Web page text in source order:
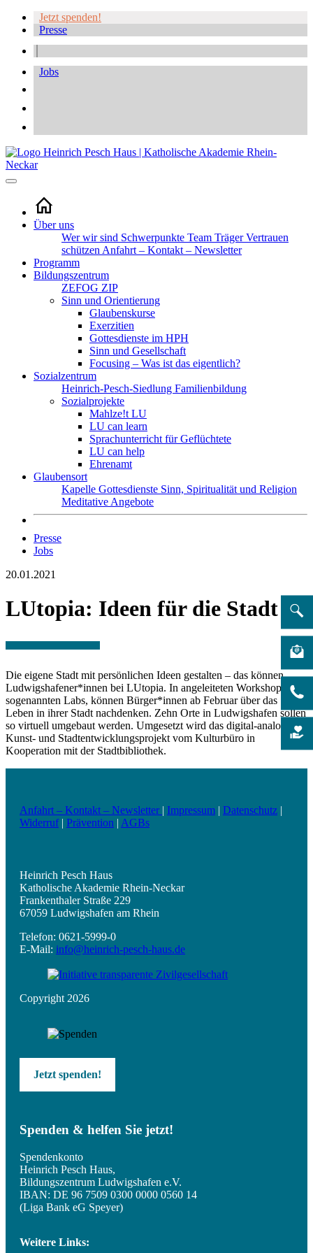
Jetzt spenden!
Presse
Jobs
Über uns
Wer wir sind Schwerpunkte Team TrägerVertrauen
schützen Anfahrt – Kontakt – Newsletter
Programm
Bildungszentrum
ZEFOG ZIP
Sinn und Orientierung
Glaubenskurse
Exerzitien
Gottesdienste im HPH
Sinn und Gesellschaft
Focusing – Was ist das eigentlich?
Sozialzentrum
Heinrich-Pesch-Siedlung Familienbildung
Sozialprojekte
Mahlze!t LU
LU can learn
Sprachunterricht für Geflüchtete
LU can help
Ehrenamt
Glaubensort
Kapelle Gottesdienste Sinn, Spiritualität und Religion
Meditative Angebote
Presse
Jobs
20.01.2021
LUtopia: Ideen für die Stadt
Die eigene Stadt mit persönlichen Ideen gestalten – das können
Ludwigshafener*innen bei LUtopia. In angeleiteten Workshops,
sogenannten Labs, können Bürger*innen ab Februar über das
Leben in ihrer Stadt nachdenken. Zehn Orte in Ludwigshafen sollen
so virtuell umgebaut werden. Umgesetzt wird das digital-analoge
Kunst- und Stadtentwicklungsprojekt vom Kulturbüro in
Kooperation mit der Stadtbibliothek.
Anfahrt – Kontakt – Newsletter | Impressum | Datenschutz |
Widerruf| Prävention | AGBs
Heinrich Pesch Haus
Katholische Akademie Rhein-Neckar
Frankenthaler Straße 229
67059 Ludwigshafen am Rhein
Telefon: 0621-5999-0
E-Mail: info@heinrich-pesch-haus.de
Copyright 2026
Jetzt spenden!
Spenden & helfen Sie jetzt!
Spendenkonto
Heinrich Pesch Haus,
Bildungszentrum Ludwigshafen e.V.
IBAN: DE 96 7509 0300 0000 0560 14
(Liga Bank eG Speyer)
Weitere Links: